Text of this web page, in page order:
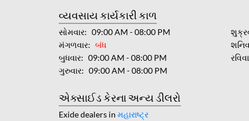
વ્યવસાય કાર્યકારી કાળ
સોમવાર
09:00 AM - 08:00 PM
મંગળવાર
બંધ
બુધવાર
09:00 AM - 08:00 PM
ગુરુવાર
09:00 AM - 08:00 PM
એક્સાઈડ કેરના અન્ય ડીલરો
Exide dealers in મહારાષ્ટ્ર